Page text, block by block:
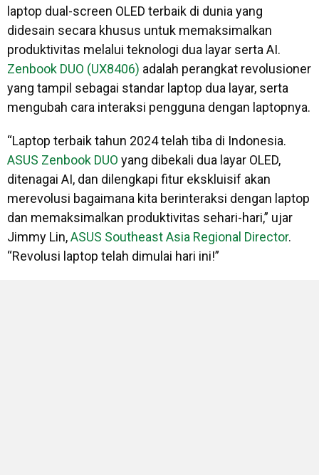
laptop dual-screen OLED terbaik di dunia yang
didesain secara khusus untuk memaksimalkan
produktivitas melalui teknologi dua layar serta AI.
Zenbook DUO (UX8406) adalah perangkat revolusioner
yang tampil sebagai standar laptop dua layar, serta
mengubah cara interaksi pengguna dengan laptopnya.
“Laptop terbaik tahun 2024 telah tiba di Indonesia.
ASUS Zenbook DUO yang dibekali dua layar OLED,
ditenagai AI, dan dilengkapi fitur ekskluisif akan
merevolusi bagaimana kita berinteraksi dengan laptop
dan memaksimalkan produktivitas sehari-hari,” ujar
Jimmy Lin,ASUS Southeast Asia Regional Director.
“Revolusi laptop telah dimulai hari ini!”